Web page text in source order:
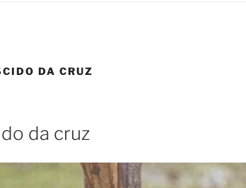
DA CRUZ
da cruz